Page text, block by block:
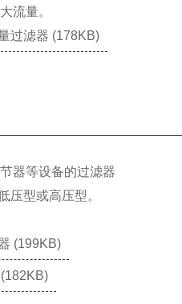
流量。
过滤器 (178KB)
器等设备的过滤器
压型或高压型。
(199KB)